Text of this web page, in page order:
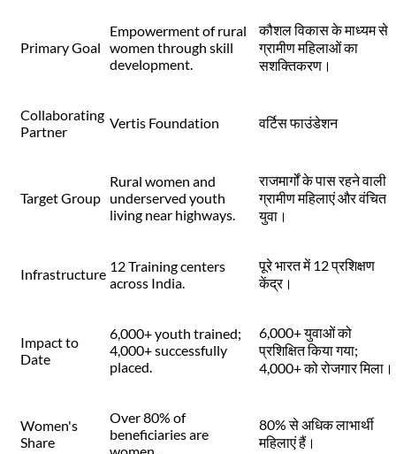
Primary Goal
Empowerment of rural
women through skill
development.
कौशल विकास के माध्यम से
ग्रामीण महिलाओं का
सशक्तिकरण।
Collaborating
Partner
Vertis Foundation वर्टिस फाउंडेशन
Target Group
Rural women and
underserved youth
living near highways.
राजमार्गों के पास रहने वाली
ग्रामीण महिलाएं और वंचित
युवा।
Infrastructure 12 Training centers
across India.
पूरे भारत में 12 प्रशिक्षण
केंद्र।
Impact to
Date
6,000+ youth trained;
4,000+ successfully
placed.
6,000+ युवाओं को
प्रशिक्षित किया गया;
4,000+ को रोजगार मिला।
Women's
Share
Over 80% of
beneficiaries are
80% से अधिक लाभार्थी
महिलाएं हैं।